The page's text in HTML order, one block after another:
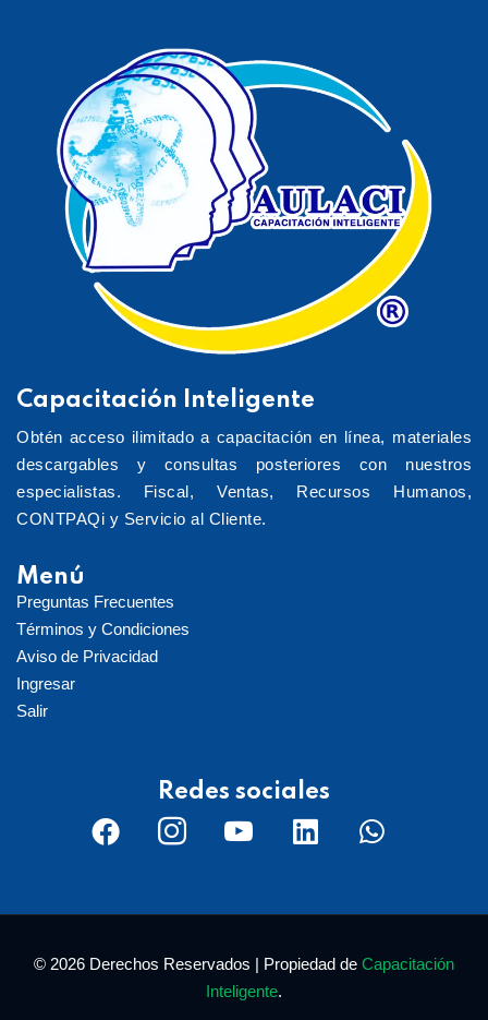
Capacitación Inteligente
Obtén acceso ilimitado a capacitación en línea, materiales
descargables y consultas posteriores con nuestros
especialistas. Fiscal, Ventas, Recursos Humanos,
CONTPAQi y Servicio al Cliente.
Menú
Preguntas Frecuentes
Términos y Condiciones
Aviso de Privacidad
Ingresar
Salir
Redes sociales
© 2026 Derechos Reservados | Propiedad de Capacitación
Inteligente.